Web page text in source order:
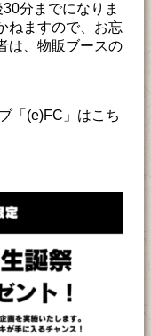
分までになりま
ねますので、お忘
は、物販ブースの
「(e)FC」はこち